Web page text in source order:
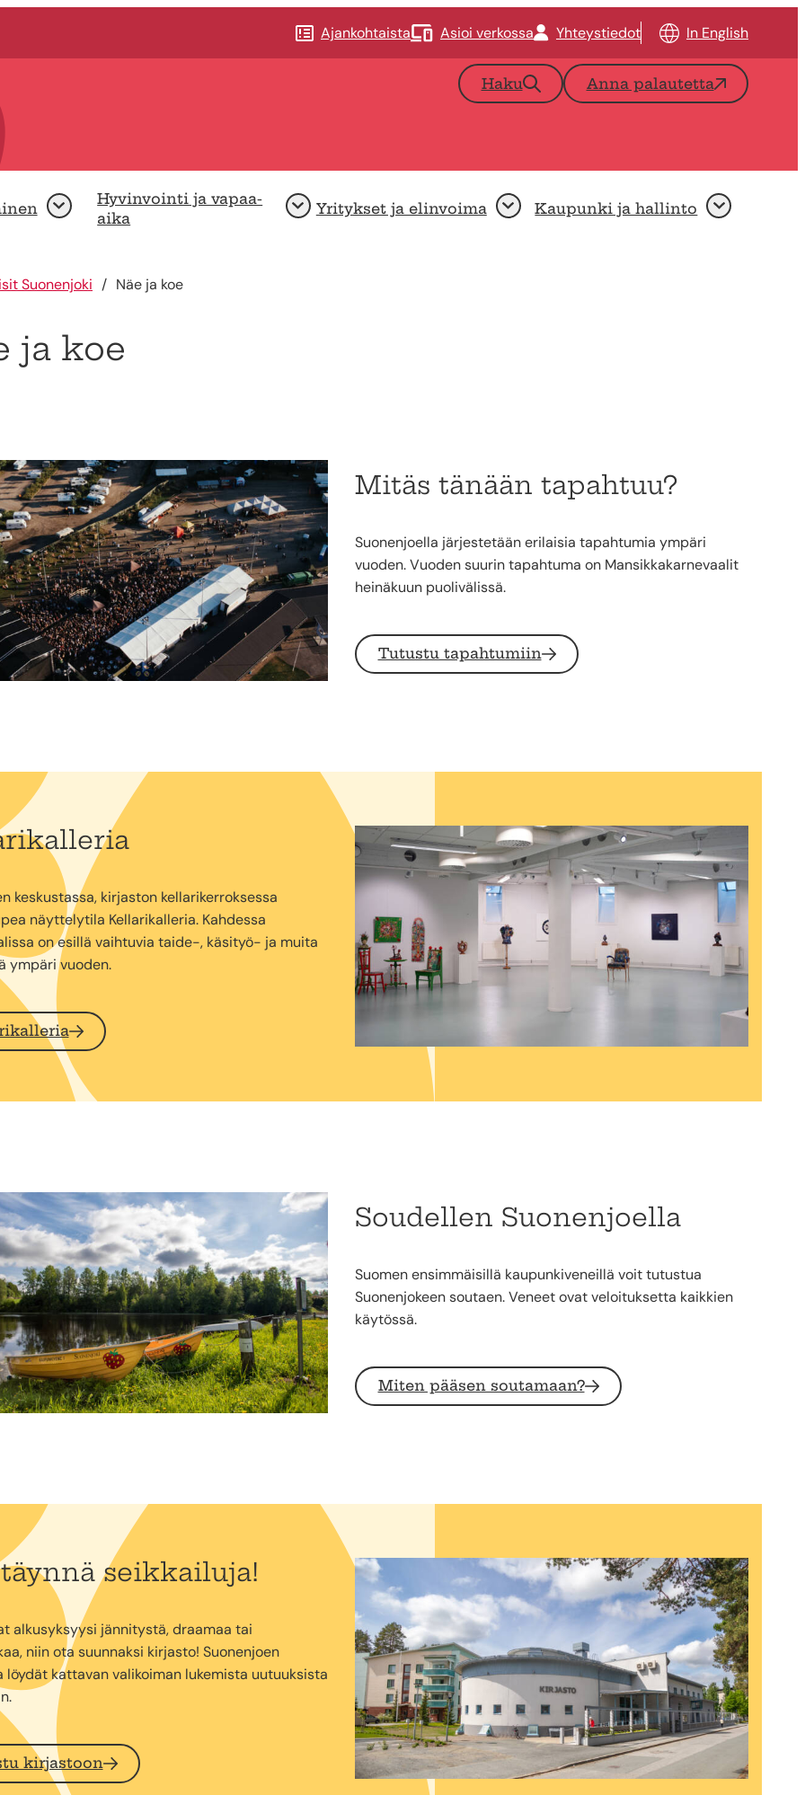
Ajankohtaista Asioi verkossa Yhteystiedot In English
Haku Anna palautetta
Avaa
Hyvinvointi ja vapaa-
aika
AvaaYritykset ja elinvoima AvaaKaupunki ja hallinto Avaa
Suonenjoki Näe ja koe
ja koe
Mitäs tänään tapahtuu?
Suonenjoella järjestetään erilaisia tapahtumia ympäri
vuoden. Vuoden suurin tapahtuma on Mansikkakarnevaalit
heinäkuun puolivälissä.
Tutustu tapahtumiin
keskustassa, kirjaston kellarikerroksessa
näyttelytila Kellarikalleria. Kahdessa
on esillä vaihtuvia taide-, käsityö- ja muita
ympäri vuoden.
Soudellen Suonenjoella
Suomen ensimmäisillä kaupunkiveneillä voit tutustua
Suonenjokeen soutaen. Veneet ovat veloituksetta kaikkien
käytössä.
Miten pääsen soutamaan?
seikkailuja!
alkusyksyysi jännitystä, draamaa tai
niin ota suunnaksi kirjasto! Suonenjoen
löydät kattavan valikoiman lukemista uutuuksista
kirjastoon